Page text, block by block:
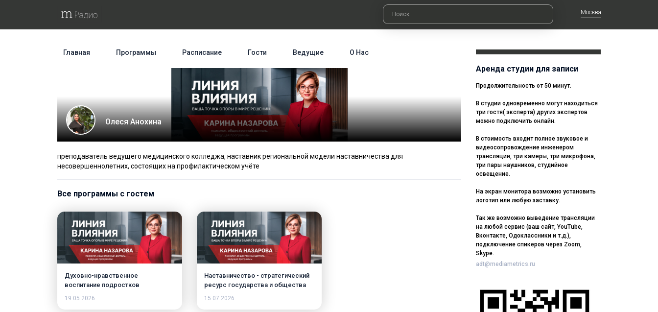
Москва
Главная Программы Расписание Гости Ведущие О Нас
Олеся Анохина
преподаватель ведущего медицинского колледжа, наставник региональной модели наставничества для
несовершеннолетних, состоящих на профилактическом учёте
Все программы с гостем
Духовно-нравственное
воспитание подростков
19.05.2026
Наставничество - стратегический
ресурс государства и общества
15.07.2026
Аренда студии для записи
Продолжительность от 50 минут.
В студии одновременно могут находиться
три гостя( эксперта) других экспертов
можно подключить онлайн.
В стоимость входит полное звуковое и
видеосопровождение инженером
трансляции, три камеры, три микрофона,
три пары наушников, студийное
освещение.
На экран монитора возможно установить
логотип или любую заставку.
Так же возможно выведение трансляции
на любой сервис (ваш сайт, YouTube,
Вконтакте, Одоклассники и т.д.),
подключение спикеров через Zoom,
Skype.
adt@mediametrics.ru